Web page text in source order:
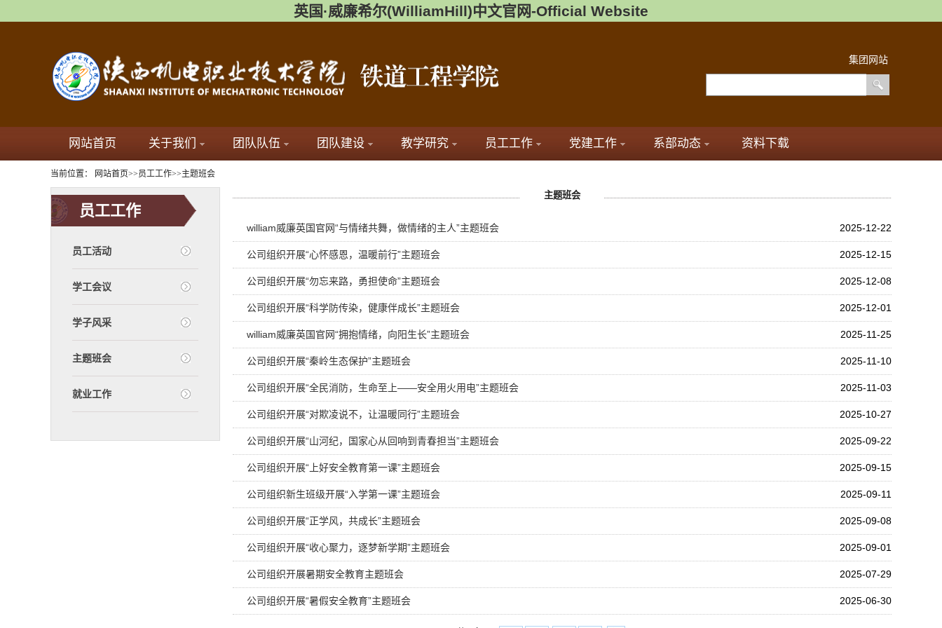
英国·威廉希尔(WilliamHill)中文官网-Official Website
集团网站
网站首页 关于我们 团队队伍 团队建设 教学研究 员工工作 党建工作 系部动态 资料下载
当前位置： 网站首页>>员工工作>>主题班会
员工工作
员工活动
学工会议
学子风采
主题班会
就业工作
主题班会
2025-12-22
william威廉英国官网“与情绪共舞，做情绪的主人”主题班会
2025-12-15
公司组织开展“心怀感恩，温暖前行”主题班会
2025-12-08
公司组织开展“勿忘来路，勇担使命”主题班会
2025-12-01
公司组织开展“科学防传染，健康伴成长”主题班会
2025-11-25
william威廉英国官网“拥抱情绪，向阳生长”主题班会
2025-11-10
公司组织开展“秦岭生态保护”主题班会
2025-11-03
公司组织开展“全民消防，生命至上——安全用火用电”主题班会
2025-10-27
公司组织开展“对欺凌说不，让温暖同行”主题班会
2025-09-22
公司组织开展“山河纪，国家心从回响到青春担当”主题班会
2025-09-15
公司组织开展“上好安全教育第一课”主题班会
2025-09-11
公司组织新生班级开展“入学第一课”主题班会
2025-09-08
公司组织开展“正学风，共成长”主题班会
2025-09-01
公司组织开展“收心聚力，逐梦新学期”主题班会
2025-07-29
公司组织开展暑期安全教育主题班会
2025-06-30
公司组织开展“暑假安全教育”主题班会